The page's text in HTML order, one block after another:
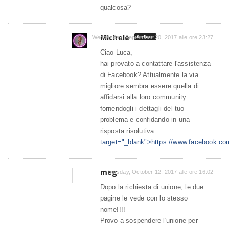
qualcosa?
Michele Autore
Wednesday, September 20, 2017 alle ore 23:27
Ciao Luca,
hai provato a contattare l'assistenza
di Facebook? Attualmente la via
migliore sembra essere quella di
affidarsi alla loro community
fornendogli i dettagli del tuo
problema e confidando in una
risposta risolutiva:
target="_blank">https://
meg
Thursday, October 12, 2017 alle ore 16:02
Dopo la richiesta di unione, le due
pagine le vede con lo stesso
nome!!!!
Provo a sospendere l'unione per